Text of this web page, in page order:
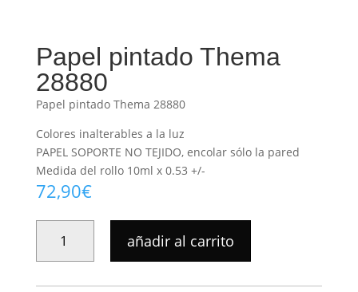
Papel pintado Thema
28880
Papel pintado Thema 28880
Colores inalterables a la luz
PAPEL SOPORTE NO TEJIDO, encolar sólo la pared
Medida del rollo 10ml x 0.53 +/-
72,90€
PINTADO
THEMA
28880
añadir al carrito